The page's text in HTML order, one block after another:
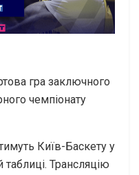
гра заключного
чемпіонату
Київ-Баскету у
таблиці. Трансляцію